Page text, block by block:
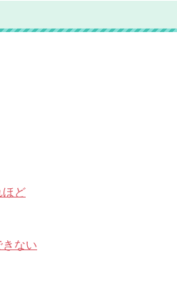
ほど
きない